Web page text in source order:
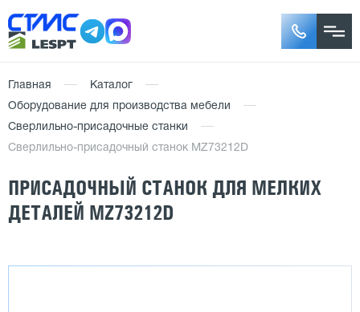
Главная
Каталог
Оборудование для производства мебели
Сверлильно-присадочные станки
Сверлильно-присадочный станок MZ73212D
ПРИСАДОЧНЫЙ СТАНОК ДЛЯ МЕЛКИХ
ДЕТАЛЕЙ MZ73212D